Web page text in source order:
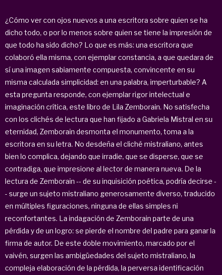
¿Cómo ver con ojos nuevos a una escritora sobre quien se ha
dicho todo, o por lo menos sobre quien se tiene la impresión de
que todo ha sido dicho? Lo que es más: una escritora que
colaboró ella misma, con ejemplar constancia, a que quedara de
sí una imagen sabiamente compuesta, convincente en su
misma calculada simplicidad: en una palabra, imperturbable? A
esta pregunta responde, con ejemplar rigor intelectual e
imaginación crítica, este libro de Lila Zemborain. No satisfecha
con los clichés de lectura que han fijado a Gabriela Mistral en su
eternidad, Zemborain desmonta el monumento, toma a la
escritora en su letra. No desdeña el cliché mistraliano, antes
bien lo complica, dejando que irradie, que se disperse, que se
contradiga, que impresione al lector de manera nueva. De la
lectura de Zemborain -- de su inquisición poética, podría decirse -
- surge un sujeto mistraliano generosamente diverso, traducido
en múltiples figuraciones, ninguna de ellas simples ni
reconfortantes. La indagación de Zemborain parte de una
pérdida y de un logro: se pierde el nombre del padre para ganar la
firma de autor. De este doble movimiento, marcado por el
vaivén, surgen las ambigüedades del sujeto mistraliano, la
compleja elaboración de la pérdida, la perversa identificación